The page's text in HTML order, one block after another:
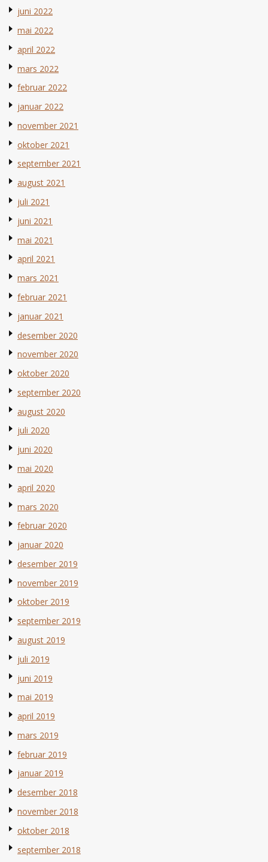
juni 2022
mai 2022
april 2022
mars 2022
februar 2022
januar 2022
november 2021
oktober 2021
september 2021
august 2021
juli 2021
juni 2021
mai 2021
april 2021
mars 2021
februar 2021
januar 2021
desember 2020
november 2020
oktober 2020
september 2020
august 2020
juli 2020
juni 2020
mai 2020
april 2020
mars 2020
februar 2020
januar 2020
desember 2019
november 2019
oktober 2019
september 2019
august 2019
juli 2019
juni 2019
mai 2019
april 2019
mars 2019
februar 2019
januar 2019
desember 2018
november 2018
oktober 2018
september 2018